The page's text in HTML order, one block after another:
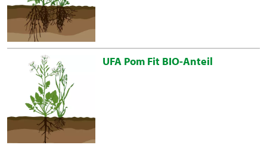
UFA Pom Fit BIO-Anteil